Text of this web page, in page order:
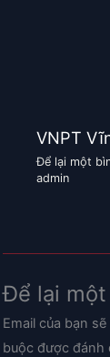
VNPT
Để lại một
admin
Để lại
Email của bạn
buộc được đánh